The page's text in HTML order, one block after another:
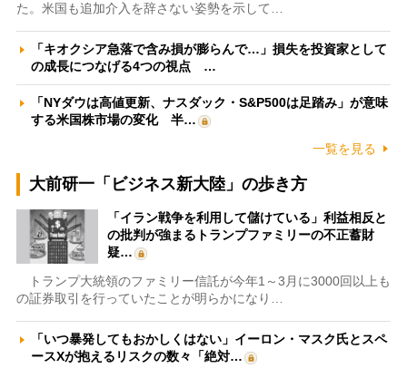
た。米国も追加介入を辞さない姿勢を示して…
「キオクシア急落で含み損が膨らんで…」損失を投資家として
の成長につなげる4つの視点 …
「NYダウは高値更新、ナスダック・S&P500は足踏み」が意味
する米国株市場の変化 半…
一覧を見る
大前研一「ビジネス新大陸」の歩き方
「イラン戦争を利用して儲けている」利益相反と
の批判が強まるトランプファミリーの不正蓄財
疑…
トランプ大統領のファミリー信託が今年1～3月に3000回以上も
の証券取引を行っていたことが明らかになり…
「いつ暴発してもおかしくはない」イーロン・マスク氏とスペ
ースXが抱えるリスクの数々「絶対…